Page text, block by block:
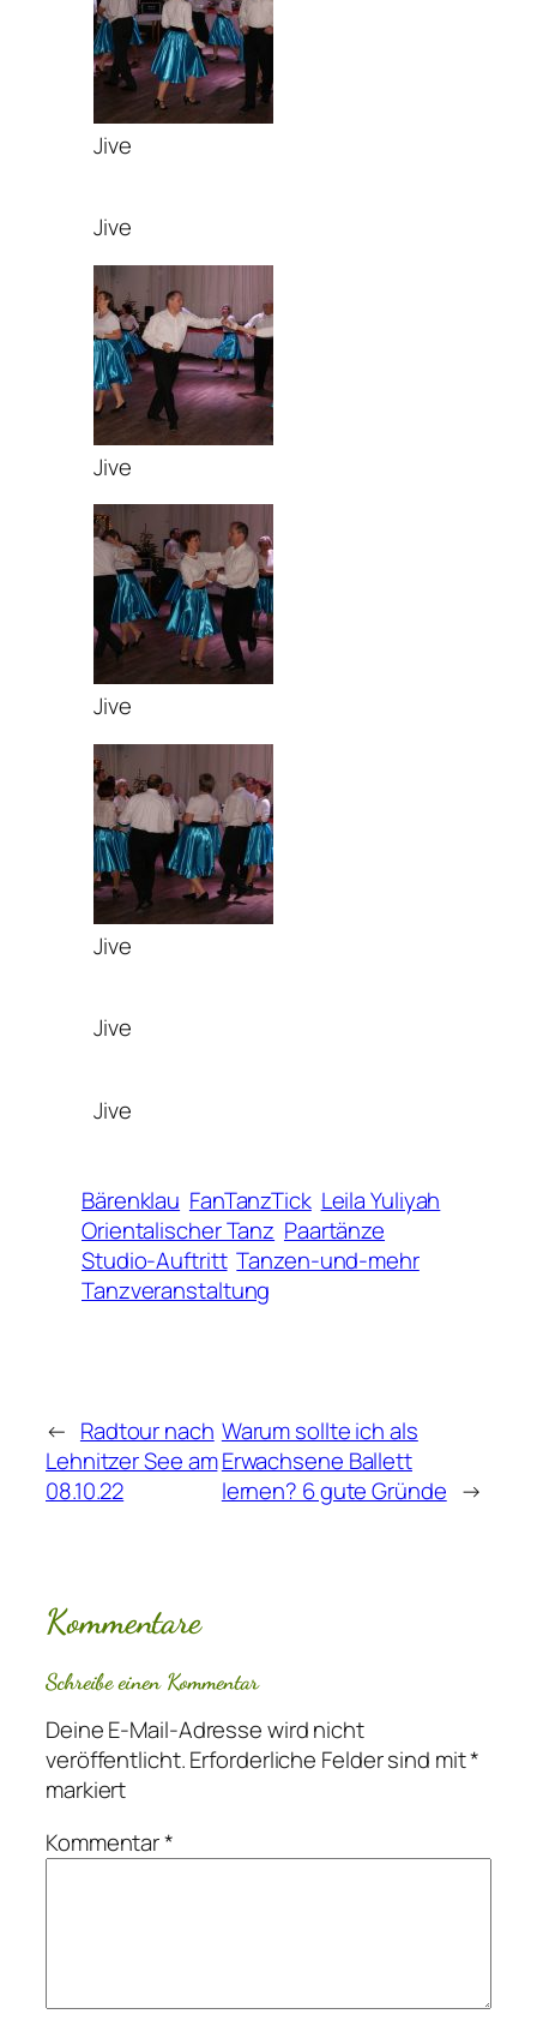
Jive
Jive
Jive
Jive
Jive
Jive
Jive
Bärenklau FanTanzTick Leila Yuliyah
Orientalischer Tanz Paartänze
Studio-Auftritt Tanzen-und-mehr
Tanzveranstaltung
← Radtour nach
Lehnitzer See am
08.10.22
Warum sollte ich als
Erwachsene Ballett
lernen? 6 gute Gründe →
Kommentare
Schreibe einen Kommentar
Deine E-Mail-Adresse wird nicht
veröffentlicht.Erforderliche Felder sind mit*
markiert
Kommentar*